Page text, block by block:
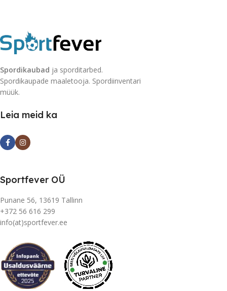
Spordikaubad ja sporditarbed.
Spordikaupade maaletooja. Spordiinventari
müük.
Leia meid ka
Sportfever OÜ
Punane 56, 13619 Tallinn
+372 56 616 299
info(at)sportfever.ee